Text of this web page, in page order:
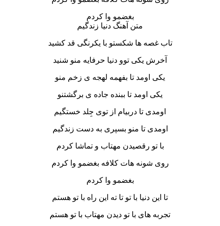
بغضمو وا کردم
متن آهنگ دنیا زندگیم
تاب غصه ها شکستو با یکرنگی قد کشید
آخرش یکی توو دنیا حرفایه منو شنید
یکی اومد تا بفهمه لهجه ی زخم منو
یکی اومد تا ببنده جاده ی برگشتنو
اومدی تا دربیام از توی جِلد خستگیم
اومدی تا منو بسپری به دست زندگیم
با تو رقصیدن مهتاب و تماشا کردم
روی شونه هات کلافه بغضمو وا کردم
بغضمو وا کردم
تا این دنیا با تو تا ته این راه با تو هستم
تجربه های با تو دیدن مهتاب با تو هستم